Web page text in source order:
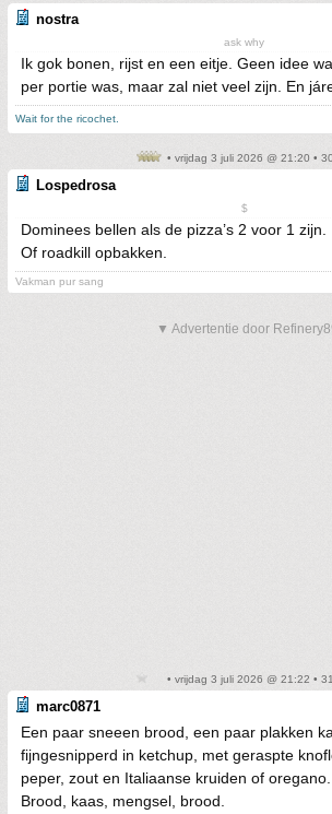
nostra
ask why
Ik gok bonen, rijst en een eitje. Geen idee
per portie was, maar zal niet veel zijn. En
Wait for the ricochet.
• vrijdag 3 juli 2026 @ 21:20 •
Lospedrosa
$
Dominees bellen als de pizza’s 2 voor 1 zijn.
Of roadkill opbakken.
Vakman pur sang
▼ Advertentie door
• vrijdag 3 juli 2026 @ 21:22 • 31
marc0871
Een paar sneeen brood, een paar plakken
fijngesnipperd in ketchup, met geraspte
peper, zout en Italiaanse kruiden of oregano.
Brood, kaas, mengsel, brood.